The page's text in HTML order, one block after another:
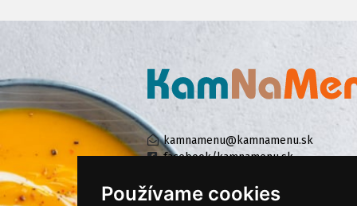
Používame cookies
kamnamenu@kamnamenu.sk
facebook/kamnamenu.sk